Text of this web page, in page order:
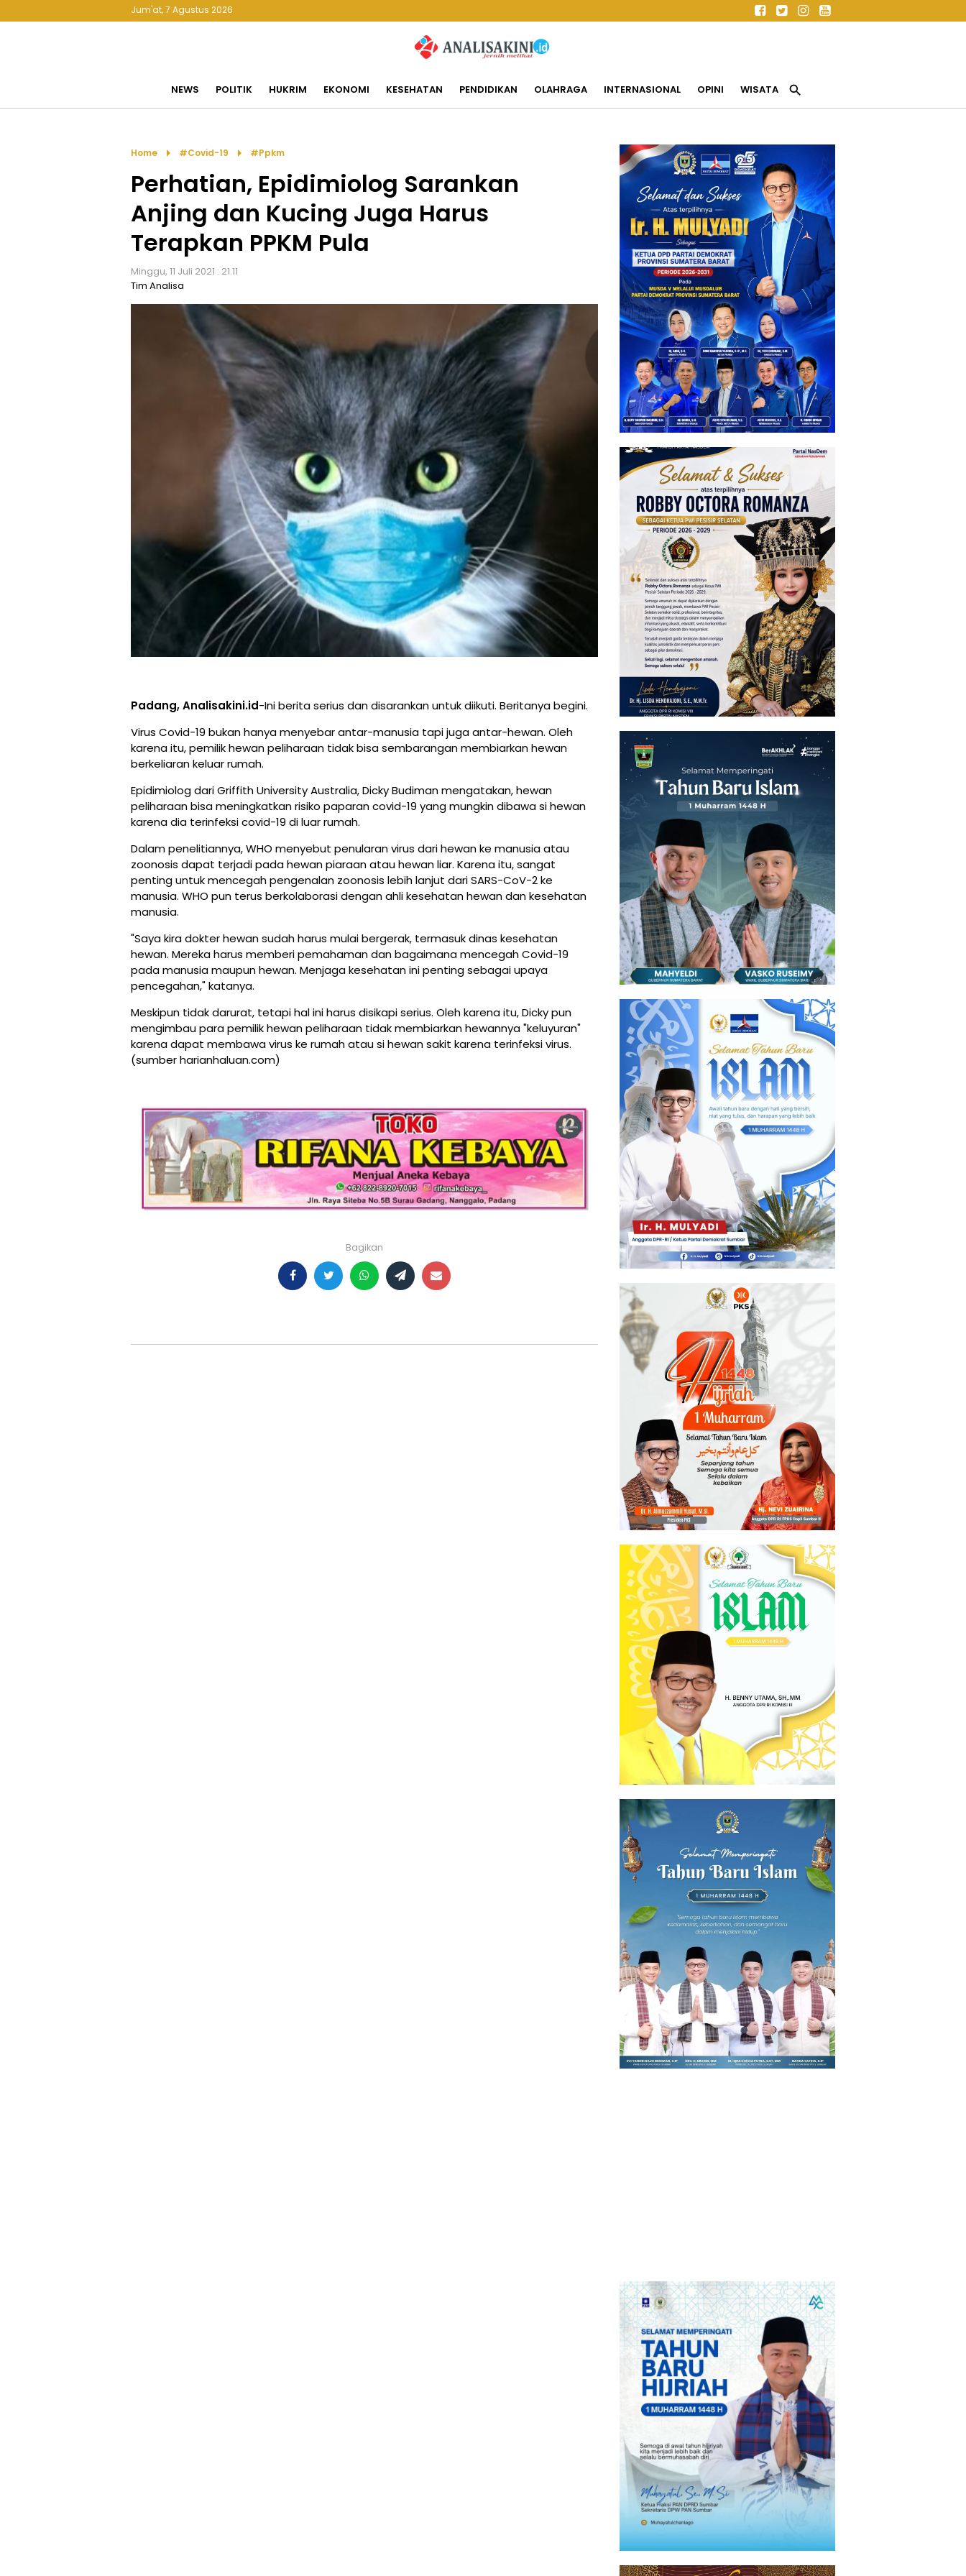
Jum'at, 7 Agustus 2026
NEWS POLITIK HUKRIM EKONOMI KESEHATAN PENDIDIKAN OLAHRAGA INTERNASIONAL OPINI WISATA search
Home arrow_right #covid-19 arrow_right #ppkm
Perhatian, Epidimiolog Sarankan
Anjing dan Kucing Juga Harus
Terapkan PPKM Pula
Minggu, 11 Juli 2021 : 21.11
Tim Analisa
Padang, Analisakini.id-Ini berita serius dan disarankan untuk diikuti. Beritanya begini.
Virus Covid-19 bukan hanya menyebar antar-manusia tapi juga antar-hewan. Oleh
karena itu, pemilik hewan peliharaan tidak bisa sembarangan membiarkan hewan
berkeliaran keluar rumah.
Epidimiolog dari Griffith University Australia, Dicky Budiman mengatakan, hewan
peliharaan bisa meningkatkan risiko paparan covid-19 yang mungkin dibawa si hewan
karena dia terinfeksi covid-19 di luar rumah.
Dalam penelitiannya, WHO menyebut penularan virus dari hewan ke manusia atau
zoonosis dapat terjadi pada hewan piaraan atau hewan liar. Karena itu, sangat
penting untuk mencegah pengenalan zoonosis lebih lanjut dari SARS-CoV-2 ke
manusia. WHO pun terus berkolaborasi dengan ahli kesehatan hewan dan kesehatan
manusia.
"Saya kira dokter hewan sudah harus mulai bergerak, termasuk dinas kesehatan
hewan. Mereka harus memberi pemahaman dan bagaimana mencegah Covid-19
pada manusia maupun hewan. Menjaga kesehatan ini penting sebagai upaya
pencegahan," katanya.
Meskipun tidak darurat, tetapi hal ini harus disikapi serius. Oleh karena itu, Dicky pun
mengimbau para pemilik hewan peliharaan tidak membiarkan hewannya "keluyuran"
karena dapat membawa virus ke rumah atau si hewan sakit karena terinfeksi virus.
(sumber harianhaluan.com)
Bagikan